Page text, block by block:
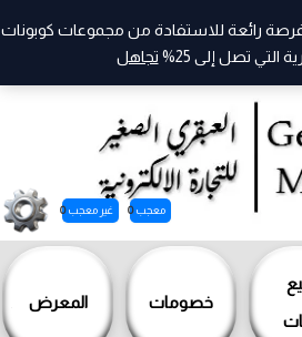
خصومات المعرض
معجب 0 غير معجب 0
رائعة للاستفادة من مجموعات كوبونات
التي تصل إلى 25%
تجاهل